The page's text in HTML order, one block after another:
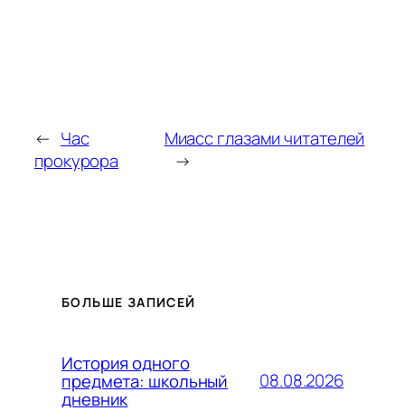
← Час
прокурора
Миасс глазами читателей
→
БОЛЬШЕ ЗАПИСЕЙ
История одного
предмета: школьный
дневник
08.08.2026